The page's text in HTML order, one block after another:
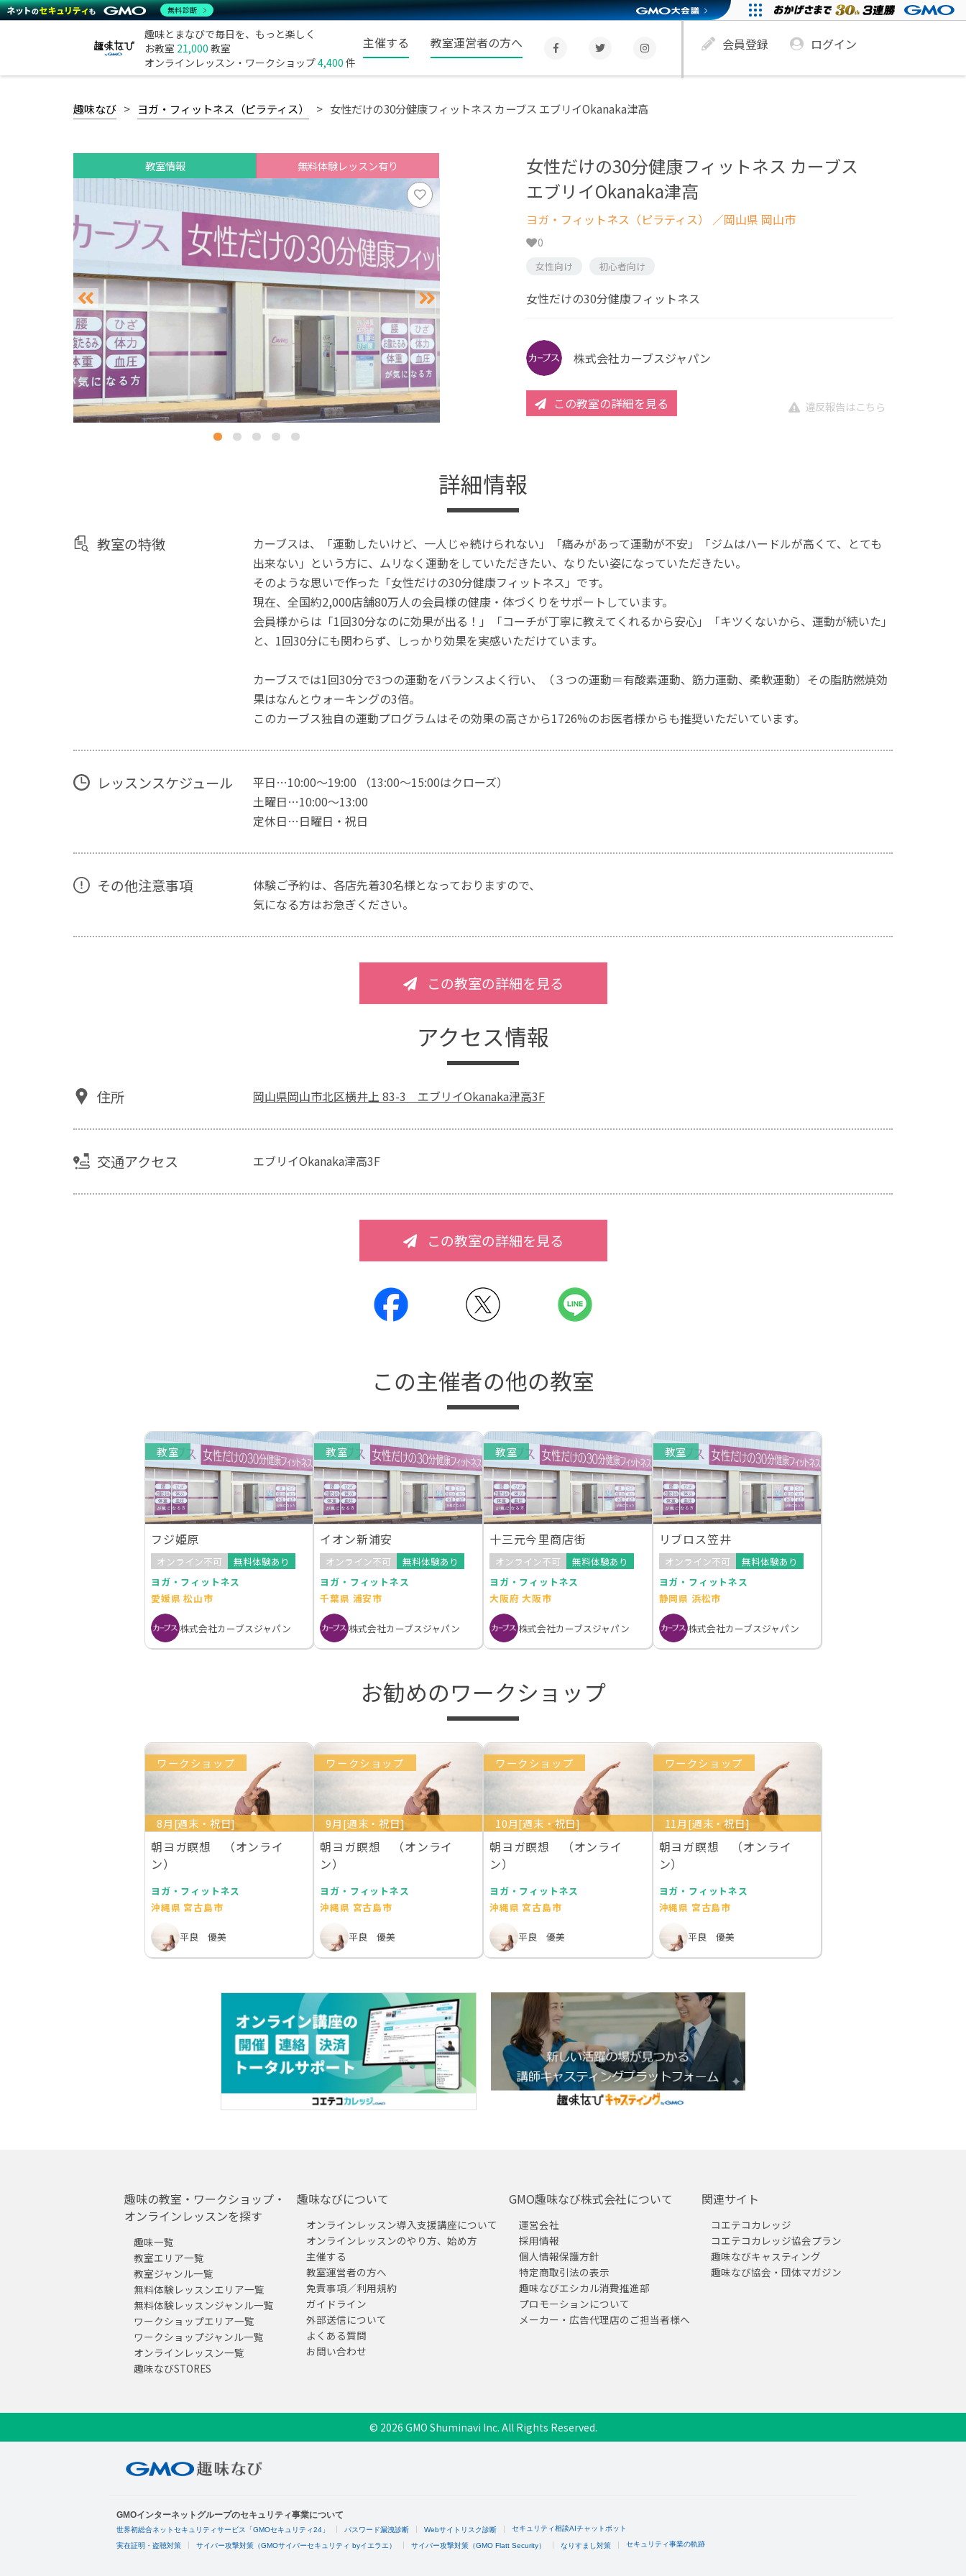
趣味とまなびで毎日を、もっと楽しく
お教室 21,000 教室
オンラインレッスン・ワークショップ4,400 件
主催する 教室運営者の方へ 会員登録 ログイン
趣味なび ヨガ・フィットネス（ピラティス） 女性だけの30分健康フィットネス カーブス エブリイOkanaka津高
教室情報 無料体験レッスン有り
女性だけの30分健康フィットネス カーブス
エブリイOkanaka津高
ヨガ・フィットネス（ピラティス） ／岡山県 岡山市
0
女性向け 初心者向け
女性だけの30分健康フィットネス
株式会社カーブスジャパン
この教室の詳細を見る 違反報告はこちら
詳細情報
教室の特徴
カーブスは、「運動したいけど、一人じゃ続けられない」「痛みがあって運動が不安」「ジムはハードルが高くて、とても
出来ない」という方に、ムリなく運動をしていただきたい、なりたい姿になっていただきたい。
そのような思いで作った「女性だけの30分健康フィットネス」です。
現在、全国約2,000店舗80万人の会員様の健康・体づくりをサポートしています。
会員様からは「1回30分なのに効果が出る！」「コーチが丁寧に教えてくれるから安心」「キツくないから、運動が続いた」
と、1回30分にも関わらず、しっかり効果を実感いただけています。
カーブスでは1回30分で3つの運動をバランスよく行い、（３つの運動＝有酸素運動、筋力運動、柔軟運動）その脂肪燃焼効
果はなんとウォーキングの3倍。
このカーブス独自の運動プログラムはその効果の高さから1726%のお医者様からも推奨いただいています。
レッスンスケジュール
平日…10:00～19:00 （13:00～15:00はクローズ）
土曜日…10:00～13:00
定休日…日曜日・祝日
その他注意事項
体験ご予約は、各店先着30名様となっておりますので、
気になる方はお急ぎください。
この教室の詳細を見る
アクセス情報
住所 岡山県岡山市北区横井上 83-3 エブリイOkanaka津高3F
交通アクセス エブリイOkanaka津高3F
この教室の詳細を見る
この主催者の他の教室
教室
フジ姫原
オンライン不可
無料体験あり
ヨガ・フィットネス
愛媛県 松山市
株式会社カーブスジャパン
教室
イオン新浦安
オンライン不可
無料体験あり
ヨガ・フィットネス
千葉県 浦安市
株式会社カーブスジャパン
教室
十三元今里商店街
オンライン不可
無料体験あり
ヨガ・フィットネス
大阪府 大阪市
株式会社カーブスジャパン
教室
リブロス笠井
オンライン不可
無料体験あり
ヨガ・フィットネス
静岡県 浜松市
株式会社カーブスジャパン
お勧めのワークショップ
ワークショップ
8月[週末・祝日]
朝ヨガ瞑想 （オンライ
ン）
ヨガ・フィットネス
沖縄県 宮古島市
平良 優美
ワークショップ
9月[週末・祝日]
朝ヨガ瞑想 （オンライ
ン）
ヨガ・フィットネス
沖縄県 宮古島市
平良 優美
ワークショップ
10月[週末・祝日]
朝ヨガ瞑想 （オンライ
ン）
ヨガ・フィットネス
沖縄県 宮古島市
平良 優美
ワークショップ
11月[週末・祝日]
朝ヨガ瞑想 （オンライ
ン）
ヨガ・フィットネス
沖縄県 宮古島市
平良 優美
趣味の教室・ワークショップ・
オンラインレッスンを探す
趣味一覧
教室エリア一覧
教室ジャンル一覧
無料体験レッスンエリア一覧
無料体験レッスンジャンル一覧
ワークショップエリア一覧
ワークショップジャンル一覧
オンラインレッスン一覧
趣味なびSTORES
趣味なびについて
オンラインレッスン導入支援講座について
オンラインレッスンのやり方、始め方
主催する
教室運営者の方へ
免責事項／利用規約
ガイドライン
外部送信について
よくある質問
お問い合わせ
GMO趣味なび株式会社について
運営会社
採用情報
個人情報保護方針
特定商取引法の表示
趣味なびエシカル消費推進部
プロモーションについて
メーカー・広告代理店のご担当者様へ
関連サイト
コエテコカレッジ
コエテコカレッジ協会プラン
趣味なびキャスティング
趣味なび協会・団体マガジン
© 2026 GMO Shuminavi Inc. All Rights Reserved.
無料診断